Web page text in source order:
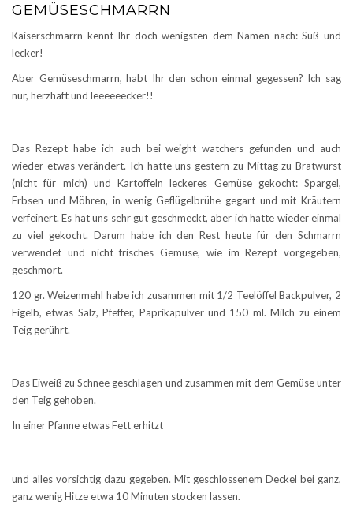
GEMÜSESCHMARRN
Kaiserschmarrn kennt Ihr doch wenigsten dem Namen nach: Süß und
lecker!
Aber Gemüseschmarrn, habt Ihr den schon einmal gegessen? Ich sag
nur, herzhaft und leeeeeecker!!
Das Rezept habe ich auch bei weight watchers gefunden und auch
wieder etwas verändert. Ich hatte uns gestern zu Mittag zu Bratwurst
(nicht für mich) und Kartoffeln leckeres Gemüse gekocht: Spargel,
Erbsen und Möhren, in wenig Geflügelbrühe gegart und mit Kräutern
verfeinert. Es hat uns sehr gut geschmeckt, aber ich hatte wieder einmal
zu viel gekocht. Darum habe ich den Rest heute für den Schmarrn
verwendet und nicht frisches Gemüse, wie im Rezept vorgegeben,
geschmort.
120 gr. Weizenmehl habe ich zusammen mit 1/2 Teelöffel Backpulver, 2
Eigelb, etwas Salz, Pfeffer, Paprikapulver und 150 ml. Milch zu einem
Teig gerührt.
Das Eiweiß zu Schnee geschlagen und zusammen mit dem Gemüse unter
den Teig gehoben.
In einer Pfanne etwas Fett erhitzt
und alles vorsichtig dazu gegeben. Mit geschlossenem Deckel bei ganz,
ganz wenig Hitze etwa 10 Minuten stocken lassen.